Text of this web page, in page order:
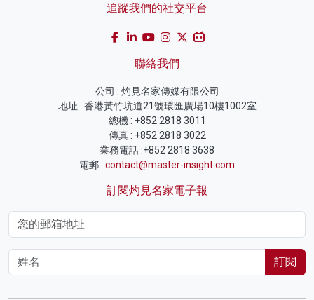
追蹤我們的社交平台
聯絡我們
公司 : 灼見名家傳媒有限公司
地址 : 香港黃竹坑道21號環匯廣場10樓1002室
總機 : +852 2818 3011
傳真 : +852 2818 3022
業務電話 :+852 2818 3638
電郵 : contact@master-insight.com
訂閱灼見名家電子報
訂閱